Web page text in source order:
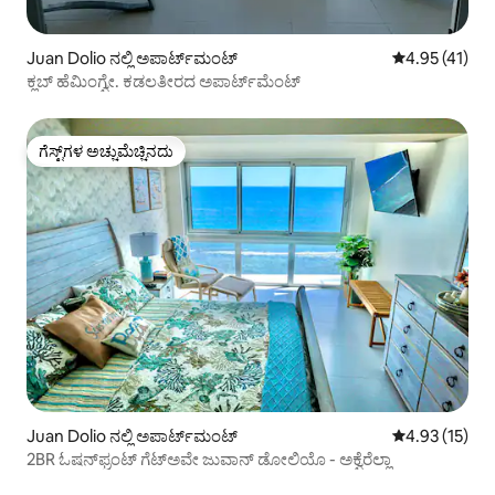
Juan Dolio ನಲ್ಲಿ ಅಪಾರ್ಟ್‌ಮಂಟ್ 5 ರಲ್ಲಿ 4.95
4.95 (41)
ಕ್ಲಬ್ ಹೆಮಿಂಗ್ವೇ. ಕಡಲತೀರದ ಅಪಾರ್ಟ್‌ಮೆಂಟ್
ಗೆಸ್ಟ್‌ಗಳ ಅಚ್ಚುಮೆಚ್ಚಿನದು
ಗೆಸ್ಟ್‌ಗಳ ಅಚ್ಚುಮೆಚ್ಚಿನದು
Juan Dolio ನಲ್ಲಿ ಅಪಾರ್ಟ್‌ಮಂಟ್ 5 ರಲ್ಲಿ 4.93
4.93 (15)
2BR ಓಷನ್‌ಫ್ರಂಟ್ ಗೆಟ್‌ಅವೇ ಜುವಾನ್ ಡೋಲಿಯೊ - ಅಕ್ವೆರೆಲ್ಲಾ